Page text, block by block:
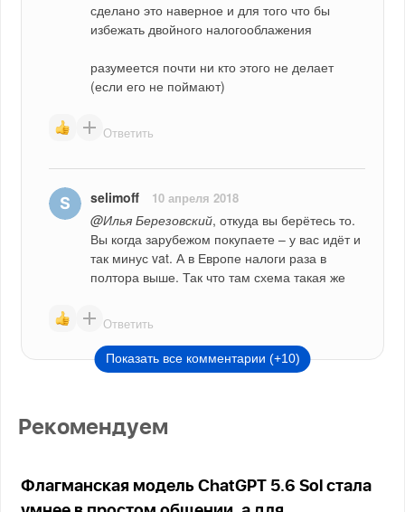
сделано это наверное и для того что бы
избежать двойного налогооблажения
разумеется почти ни кто этого не делает
(если его не поймают)
Ответить
selimoff 10 апреля 2018
@Илья Березовский, откуда вы берётесь то.
Вы когда зарубежом покупаете – у вас идёт и
так минус vat. А в Европе налоги раза в
полтора выше. Так что там схема такая же
Ответить
Показать все комментарии (+10)
Рекомендуем
Флагманская модель ChatGPT 5.6 Sol стала